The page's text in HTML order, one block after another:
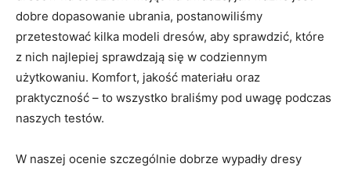
dobre dopasowanie ubrania, postanowiliśmy
‍przetestować ‌kilka modeli dresów, ​aby sprawdzić,⁢ które
z nich‌ najlepiej sprawdzają się w codziennym
użytkowaniu. Komfort, jakość materiału oraz
praktyczność – to wszystko braliśmy pod uwagę ‌podczas
naszych testów.
W ⁤naszej ocenie szczególnie​ dobrze wypadły ​dresy